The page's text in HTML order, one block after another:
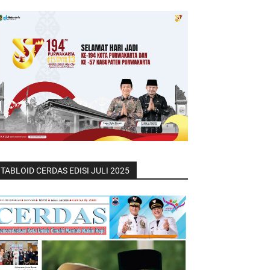
TABLOID CERDAS EDISI JULI 2025